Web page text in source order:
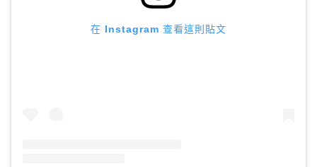
在 Instagram 查看這則貼文